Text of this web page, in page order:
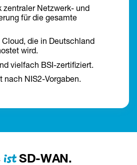
zentraler Netzwerk- und
für die gesamte
die in Deutschland
wird.
vielfach BSI-zertifiziert.
nach NIS2-Vorgaben.
istSD-WAN.